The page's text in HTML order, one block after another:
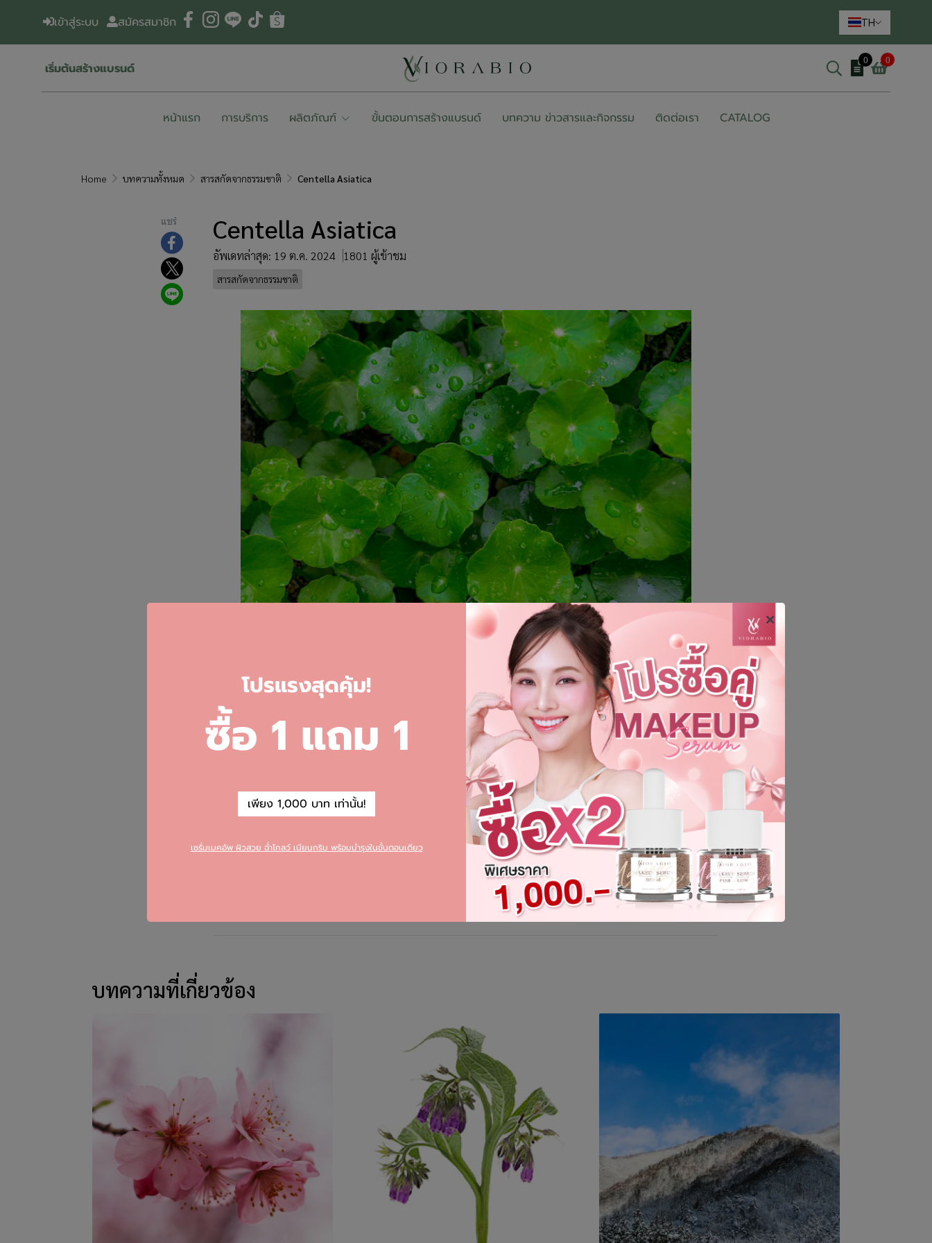
เข้าสู่ระบบ สมัครสมาชิก TH
เริ่มต้นสร้างแบรนด์
0 0
หน้าแรก การบริการ ผลิตภัณฑ์ ขั้นตอนการสร้างแบรนด์ บทความ ข่าวสารและกิจกรรม ติดต่อเรา CATALOG
Home บทความทั้งหมด สารสกัดจากธรรมชาติ ​Centella Asiatica
แชร์ ​Centella Asiatica
อัพเดทล่าสุด: 19 ต.ค. 2024 1801 ผู้เข้าชม
สารสกัดจากธรรมชาติ
Centella Asiatica สารสกัดจากใบบัวบก มีสารออกฤทธิ์สำคัญคือ Triterpenoids, Madecassid, Asiatic acid,
Asiaticoside, Centellosideและ Brahmic acid มีฤทธิ์ยับยั้งอนุมูลอิสระ ช่วยรักษาสมานแผล ทำให้แผลหายเร็ว รอย
แผลเป็นมีขนาดเล็กลง ยับยั้งกระบวนการเกิดแผลเป็นชนิดนูน มีฤทธิ์ในการฆ่าเชื้อแบคทีเรีย เชื้อราและลดอาการอักเสบ
ลดรอยหมองคล้ำ รอยด่างดำของผิว รอยแดง รอยแผลเป็นต่าง ๆ ลดอาการบวมช้ำให้เลือนหายไปในเวลาอันรวดเร็ว
กระตุ้นการสร้างคอลลาเจนและอิลาสตินในชั้นผิว สร้างเซลล์ผิวใหม่ ซึ่งทำให้ผิวมีความยืดหยุ่นและตึงกระชับ ลดเลือน
บทความที่เกี่ยวข้อง
โปรแรงสุดคุ้ม!
ซื้อ 1 แถม 1
เพียง 1,000 บาท เท่านั้น!
เซรั่มเมคอัพ ผิวสวย ฉ่ำโกลว์ เนียนกริบ พร้อมบำรุงในขั้นตอนเดียว